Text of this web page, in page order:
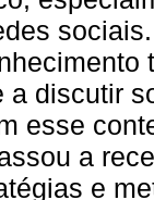
a discutir
esse
a
e